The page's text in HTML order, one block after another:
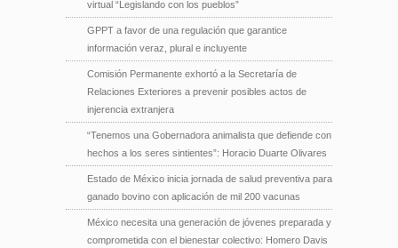
virtual “Legislando con los pueblos”
GPPT a favor de una regulación que garantice
información veraz, plural e incluyente
Comisión Permanente exhortó a la Secretaría de
Relaciones Exteriores a prevenir posibles actos de
injerencia extranjera
“Tenemos una Gobernadora animalista que defiende con
hechos a los seres sintientes”: Horacio Duarte Olivares
Estado de México inicia jornada de salud preventiva para
ganado bovino con aplicación de mil 200 vacunas
México necesita una generación de jóvenes preparada y
comprometida con el bienestar colectivo: Homero Davis